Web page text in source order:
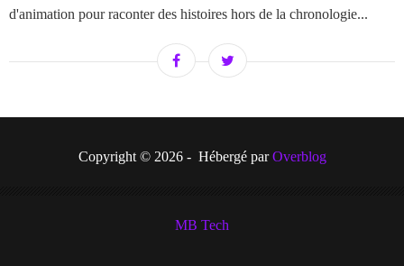
d'animation pour raconter des histoires hors de la chronologie...
Copyright © 2026 - Hébergé parOverblog
MB Tech